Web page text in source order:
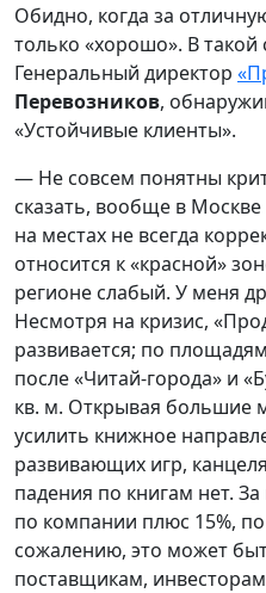
Обидно, когда за
только «хорошо». В такой
Генеральный директор
Перевозников,
«Устойчивые клиенты».
— Не совсем понятны
сказать, вообще в
на местах не всегда
относится к «красной»
регионе слабый. У меня
Несмотря на кризис,
развивается; по
после «Читай-города» и
кв. м. Открывая большие
усилить книжное
развивающих игр,
падения по книгам нет.
по компании плюс 15%,
сожалению, это может
поставщикам,